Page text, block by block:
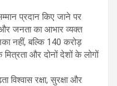
प्रदान किए जाने पर
और जनता का आभार व्यक्त
नहीं, बल्कि 140 करोड़
मित्रता और दोनों देशों के लोगों
विश्वास रक्षा, सुरक्षा और